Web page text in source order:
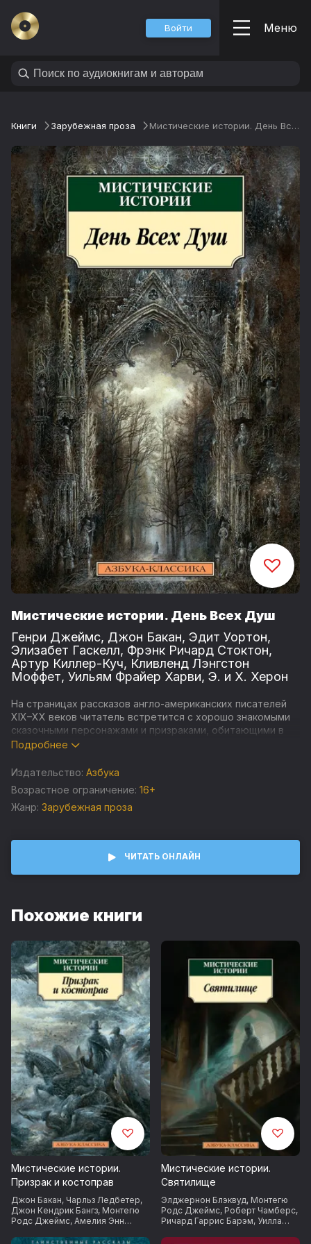
Войти Меню
Книги Зарубежная проза Мистические истории. День Всех Душ
Мистические истории. День Всех Душ
Генри Джеймс, Джон Бакан, Эдит Уортон,
Элизабет Гаскелл, Фрэнк Ричард Стоктон,
Артур Киллер-Куч, Кливленд Лэнгстон
Моффет, Уильям Фрайер Харви, Э. и Х. Херон
На страницах рассказов англо-американских писателей
XIX–XX веков читатель встретится с хорошо знакомыми
сказочными персонажами и призраками, обитающими в
старинных домах, с учеными-оккультистами и опасными
зловещего и сверхъестественного в повседневную
и скептицизма настоящего повествуют — иногда в шутку,
иногда всерьез, порой неспешно, а порой с почти
Джон Бакан, Уильям Фрайер Харви и другие авторы.
Большинство произведений, вошедших в сборник,
печатаются в новых переводах, ряд рассказов
Подробнее
Издательство: Азбука
Возрастное ограничение: 16+
Жанр: Зарубежная проза
ЧИТАТЬ ОНЛАЙН
Похожие книги
Мистические истории.
Призрак и костоправ
Джон Бакан, Чарльз Ледбетер,
Джон Кендрик Бангз, Монтегю
Родс Джеймс, Амелия Энн
Шеридан Ле Фаню
Эдвард
Мистические истории.
Святилище
Элджернон Блэквуд, Монтегю
Родс Джеймс, Роберт Чамберс,
Ричард Гаррис Барэм, Уилла
Уилкинс-Фримен